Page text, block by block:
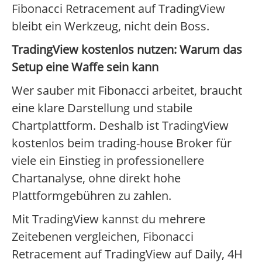
Fibonacci Retracement auf TradingView
bleibt ein Werkzeug, nicht dein Boss.
TradingView kostenlos nutzen: Warum das
Setup eine Waffe sein kann
Wer sauber mit Fibonacci arbeitet, braucht
eine klare Darstellung und stabile
Chartplattform. Deshalb ist TradingView
kostenlos beim trading-house Broker für
viele ein Einstieg in professionellere
Chartanalyse, ohne direkt hohe
Plattformgebühren zu zahlen.
Mit TradingView kannst du mehrere
Zeitebenen vergleichen, Fibonacci
Retracement auf TradingView auf Daily, 4H